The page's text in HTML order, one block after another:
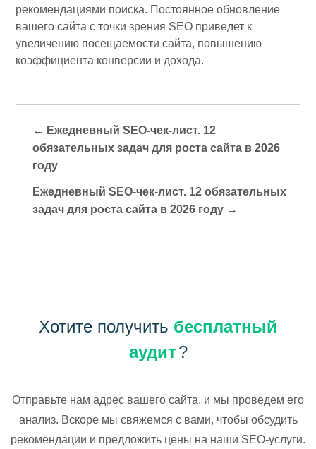
рекомендациями поиска. Постоянное обновление
вашего сайта с точки зрения SEO приведет к
увеличению посещаемости сайта, повышению
коэффициента конверсии и дохода.
← Ежедневный SEO-чек-лист. 12
обязательных задач для роста сайта в 2026
году
Ежедневный SEO-чек-лист. 12 обязательных
задач для роста сайта в 2026 году →
Хотите получить бесплатный
аудит?
Отправьте нам адрес вашего сайта, и мы проведем его
анализ. Вскоре мы свяжемся с вами, чтобы обсудить
рекомендации и предложить цены на наши SEO-услуги.